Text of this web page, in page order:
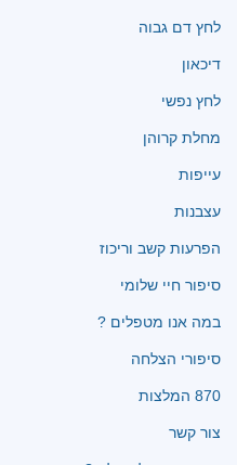
לחץ דם גבוה
דיכאון
לחץ נפשי
מחלת קרוהן
עייפות
עצבנות
הפרעות קשב וריכוז
סיפור חיי שלומי
במה אנו מטפלים ?
סיפורי הצלחה
870 המלצות
צור קשר